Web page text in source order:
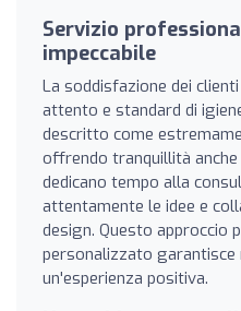
Servizio
impeccabile
La soddisfazione dei
attento e standard di
descritto come
offrendo tranquillità
dedicano tempo alla
attentamente le idee e
design. Questo approccio
personalizzato
un'esperienza positiva.